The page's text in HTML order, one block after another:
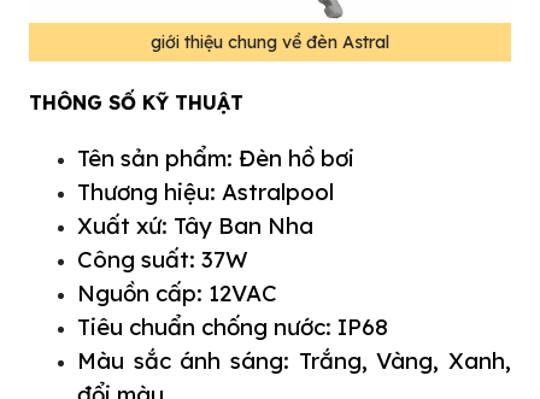
giới thiệu chung về đèn Astral
THÔNG SỐ KỸ THUẬT
Tên sản phẩm: Đèn hồ bơi
Thương hiệu: Astralpool
Xuất xứ: Tây Ban Nha
Công suất: 37W
Nguồn cấp: 12VAC
Tiêu chuẩn chống nước: IP68
Màu sắc ánh sáng: Trắng, Vàng, Xanh,